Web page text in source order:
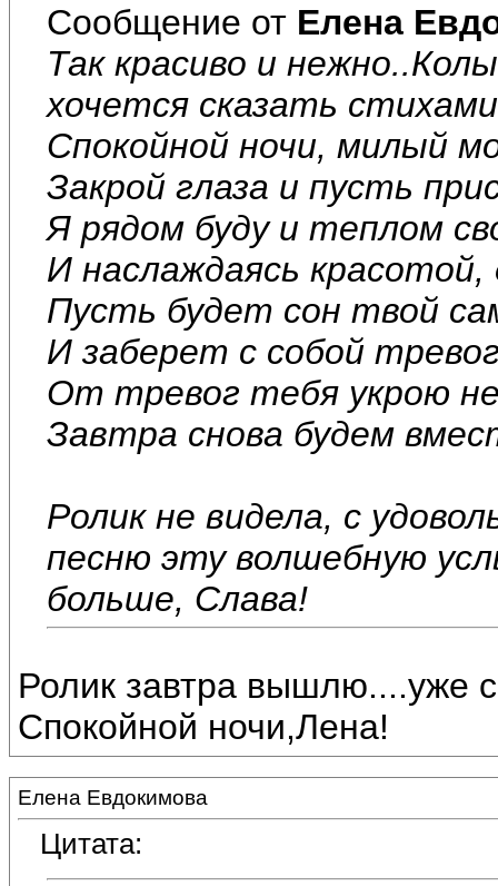
Сообщение от Елена
Так красиво и
хочется сказать
Спокойной ночи, милый
Закрой глаза и пусть
Я рядом буду и теплом
И наслаждаясь
Пусть будет сон твой
И заберет с собой
От тревог тебя укрою
Завтра снова будем
Ролик не видела, с
песню эту волшебную
больше, Слава!
Ролик завтра вышлю....уже
Спокойной ночи,Лена!
Елена Евдокимова
Цитата: